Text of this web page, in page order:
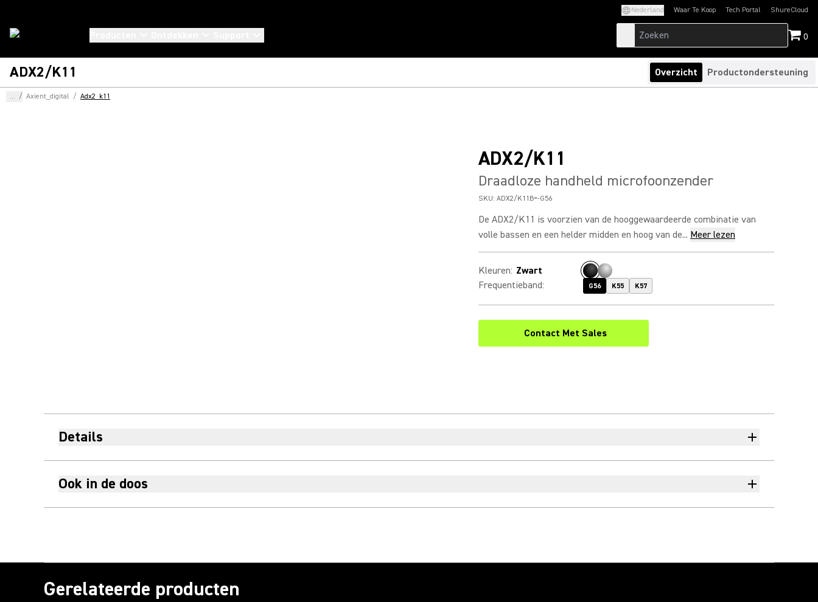
Nederland Waar Te Koop Tech Portal
(Opens in a new tab)ShureCloud
(Opens in a new
0
ADX2/K11 Overzicht Productondersteuning
... / Axient_digital / Adx2_k11
ADX2/K11
Draadloze handheld microfoonzender
SKU: ADX2/K11B=-G56
De ADX2/K11 is voorzien van de hooggewaardeerde combinatie van
volle bassen en een helder midden en hoog van de... Meer lezen
Kleuren: Zwart
Frequentieband: G56 K55 K57
Contact Met Sales
Details
Ook in de doos
Gerelateerde producten